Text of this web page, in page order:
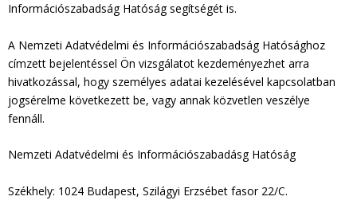
Információszabadság Hatóság segítségét is.
A Nemzeti Adatvédelmi és Információszabadság Hatósághoz
címzett bejelentéssel Ön vizsgálatot kezdeményezhet arra
hivatkozással, hogy személyes adatai kezelésével kapcsolatban
jogsérelme következett be, vagy annak közvetlen veszélye
fennáll.
Nemzeti Adatvédelmi és Információszabadásg Hatóság
Székhely: 1024 Budapest, Szilágyi Erzsébet fasor 22/C.